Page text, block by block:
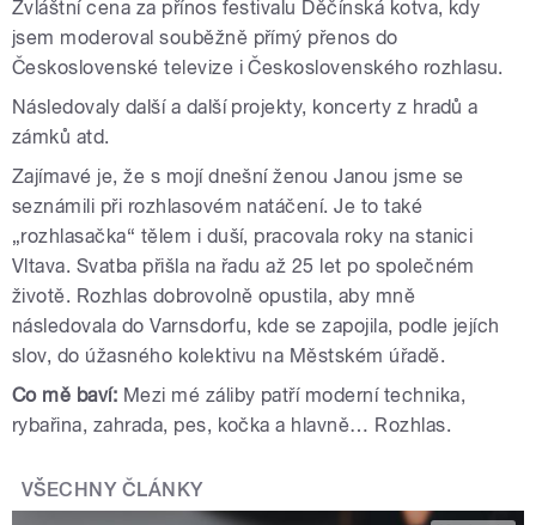
Zvláštní cena za přínos festivalu Děčínská kotva, kdy
jsem moderoval souběžně přímý přenos do
Československé televize i Československého rozhlasu.
Následovaly další a další projekty, koncerty z hradů a
zámků atd.
Zajímavé je, že s mojí dnešní ženou Janou jsme se
seznámili při rozhlasovém natáčení. Je to také
„rozhlasačka“ tělem i duší, pracovala roky na stanici
Vltava. Svatba přišla na řadu až 25 let po společném
životě. Rozhlas dobrovolně opustila, aby mně
následovala do Varnsdorfu, kde se zapojila, podle jejích
slov, do úžasného kolektivu na Městském úřadě.
Co mě baví: Mezi mé záliby patří moderní technika,
rybařina, zahrada, pes, kočka a hlavně… Rozhlas.
VŠECHNY ČLÁNKY